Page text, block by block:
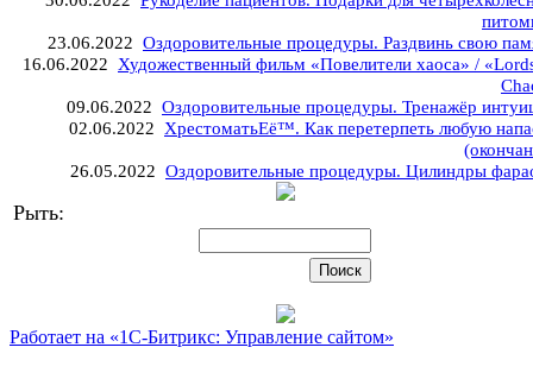
23.06.2022 Оздоровительные процедуры. Раздвинь свою
16.06.2022 Художественный фильм «Повелители хаоса» /
09.06.2022 Оздоровительные процедуры. Тренажёр
02.06.2022 ХрестоматьЕё™. Как перетерпеть любую
26.05.2022 Оздоровительные процедуры. Цилиндры
Рыть:
Работает на «1С-Битрикс: Управление сайтом»